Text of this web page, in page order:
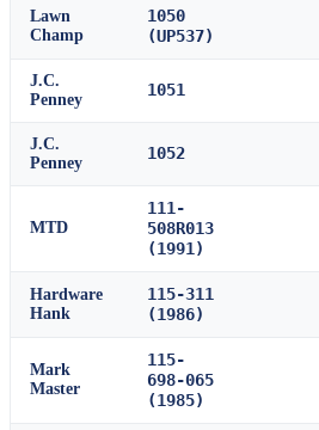
Lawn
Champ
1050
(UP537)
J.C.
Penney
1051
J.C.
Penney
1052
MTD
111-
508R013
(1991)
Hardware
Hank
115-311
(1986)
Mark
Master
115-
698-065
(1985)